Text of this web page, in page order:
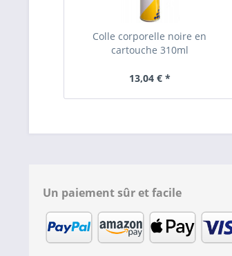
Colle corporelle noire en
cartouche 310ml
13,04 € *
Un paiement sûr et facile